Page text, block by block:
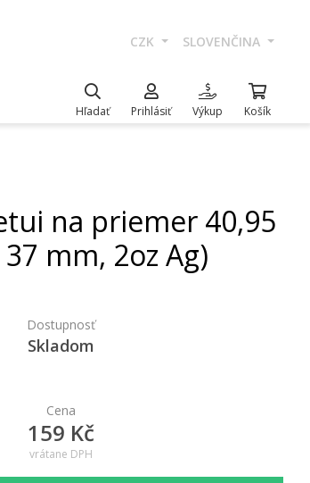
CZK SLOVENČINA
Hľadať Prihlásiť Výkup Košík
na priemer 40,95
mm, 2oz Ag)
Dostupnosť
Skladom
Cena
159 Kč
vrátane DPH